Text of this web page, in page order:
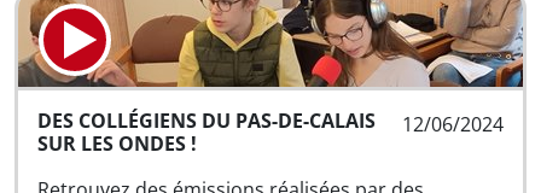
12/06/2024
DES COLLÉGIENS DU PAS-DE-CALAIS
SUR LES ONDES !